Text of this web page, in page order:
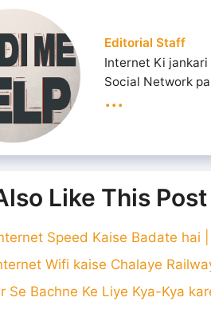
Editorial Staff
Internet Ki jankari
Social Network
...
Like This
Speed Kaise Badate hai
Wifi kaise Chalaye
Se Bachne Ke Liye Kya-Kya